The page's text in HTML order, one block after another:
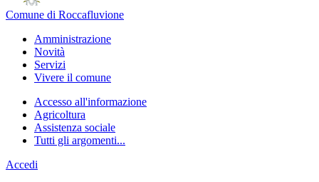
Comune di Roccafluvione
Amministrazione
Novità
Servizi
Vivere il comune
Accesso all'informazione
Agricoltura
Assistenza sociale
Tutti gli argomenti...
Accedi